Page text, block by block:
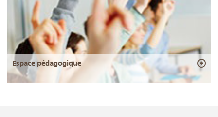
Espace pédagogique